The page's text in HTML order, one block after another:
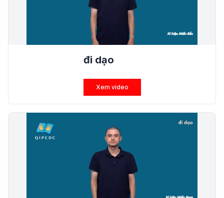
đi dạo
Xem video